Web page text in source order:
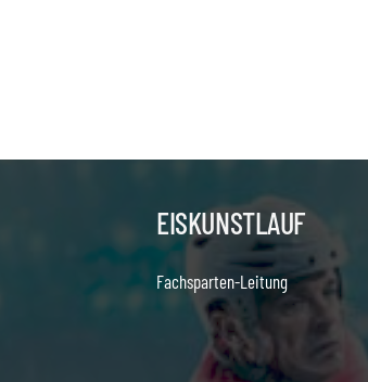
EISKUNSTLAUF
Fachsparten-Leitung